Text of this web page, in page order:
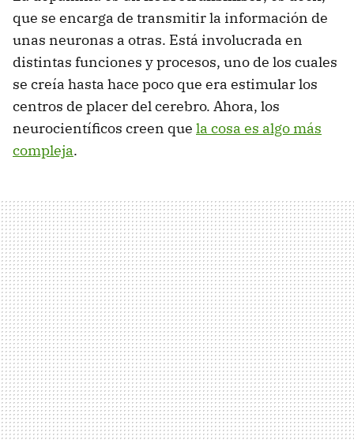
que se encarga de transmitir la información de
unas neuronas a otras. Está involucrada en
distintas funciones y procesos, uno de los cuales
se creía hasta hace poco que era estimular los
centros de placer del cerebro. Ahora, los
neurocientíficos creen que la cosa es algo más
compleja.